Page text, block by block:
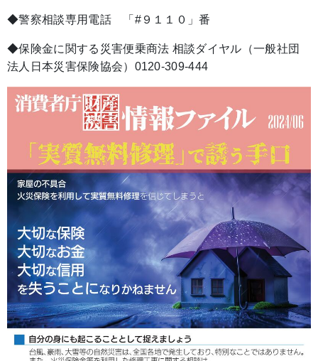
◆警察相談専用電話 「#９１１０」番
◆保険金に関する災害便乗商法 相談ダイヤル（一般社団
法人日本災害保険協会）0120-309-444